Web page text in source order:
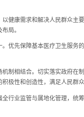
康需求和解决人民群众主要
局。
先保障基本医疗卫生服务的
相结合。切实落实政府在制
极性和创造性，满足人民群
业监管与属地化管理，统筹